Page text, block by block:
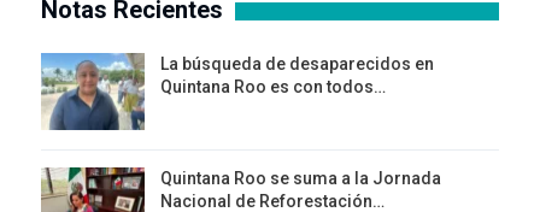
Notas Recientes
La búsqueda de desaparecidos en
Quintana Roo es con todos…
Quintana Roo se suma a la Jornada
Nacional de Reforestación…